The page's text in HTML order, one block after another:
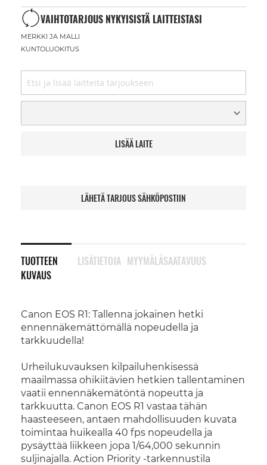
VAIHTOTARJOUS NYKYISISTÄ LAITTEISTASI
MERKKI JA MALLI
KUNTOLUOKITUS
LISÄÄ LAITE
LÄHETÄ TARJOUS SÄHKÖPOSTIIN
TUOTTEEN
KUVAUS
Canon EOS R1: Tallenna jokainen hetki
ennennäkemättömällä nopeudella ja
tarkkuudella!
Urheilukuvauksen kilpailuhenkisessä
maailmassa ohikiitävien hetkien tallentaminen
vaatii ennennäkemätöntä nopeutta ja
tarkkuutta. Canon EOS R1 vastaa tähän
haasteeseen, antaen mahdollisuuden kuvata
toimintaa huikealla 40 fps nopeudella ja
pysäyttää liikkeen jopa 1/64,000 sekunnin
suljinajalla. Action Priority -tarkennustila
LISÄTIETOJA MYYMÄLÄSAATAVUUS